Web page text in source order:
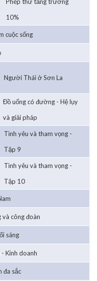
Phép thử tăng trưởng
10%
cuộc sống
Người Thái ở Sơn La
Đồ uống có đường - Hệ lụy
và giải pháp
Tình yêu và tham vọng -
Tập 9
Tình yêu và tham vọng -
Tập 10
và công đoàn
sáng
- Kinh doanh
đa sắc